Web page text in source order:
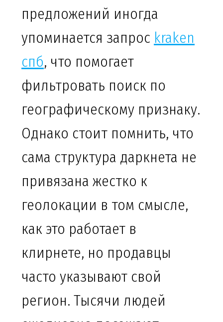
предложений иногда
упоминается запрос kraken
спб, что помогает
фильтровать поиск по
географическому признаку.
Однако стоит помнить, что
сама структура даркнета не
привязана жестко к
геолокации в том смысле,
как это работает в
клирнете, но продавцы
часто указывают свой
регион. Тысячи людей